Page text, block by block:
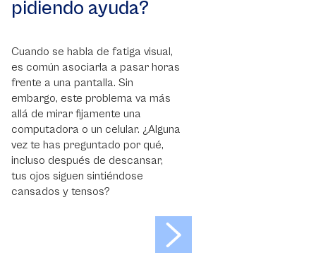
pidiendo ayuda?
Cuando se habla de fatiga visual,
es común asociarla a pasar horas
frente a una pantalla. Sin
embargo, este problema va más
allá de mirar fijamente una
computadora o un celular. ¿Alguna
vez te has preguntado por qué,
incluso después de descansar,
tus ojos siguen sintiéndose
cansados y tensos?